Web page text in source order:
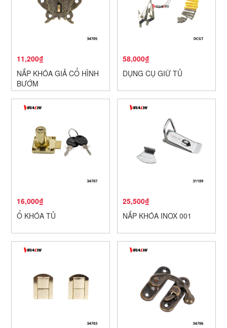
11,200₫
NẮP KHÓA GIẢ CỔ HÌNH
BƯỚM
58,000₫
DỤNG CỤ GIỮ TỦ
16,000₫
Ổ KHÓA TỦ
25,500₫
NẮP KHÓA INOX 001